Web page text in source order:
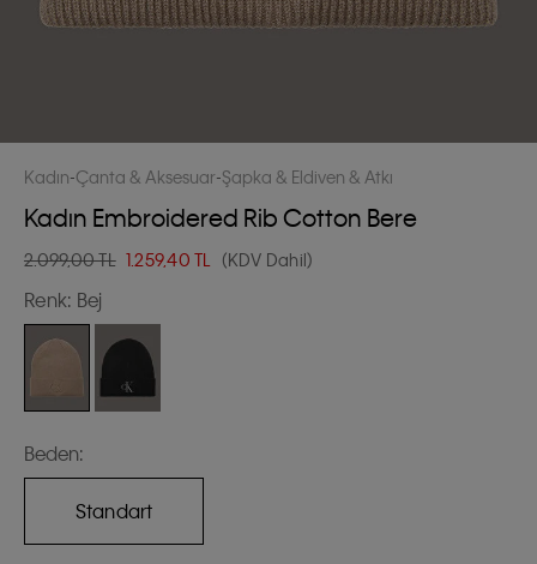
Kadın Çanta & Aksesuar Şapka & Eldiven & Atkı
Kadın Embroidered Rib Cotton Bere
2.099,00 TL 1.259,40 TL (KDV Dahil)
Renk: Bej
Beden:
Standart